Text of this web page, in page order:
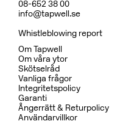
Koppar
BOX7200 ED2 Black Chrome
CR MB
Pris 29995 kr